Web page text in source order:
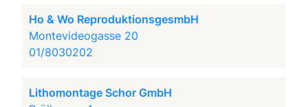
Ho & Wo ReproduktionsgesmbH
Montevideogasse 20
01/8030202
Lithomontage Schor GmbH